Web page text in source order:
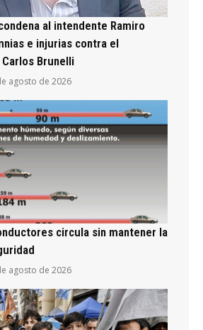
al intendente Ramiro
e injurias contra el
Brunelli
agosto de 2026
circula sin mantener la
agosto de 2026